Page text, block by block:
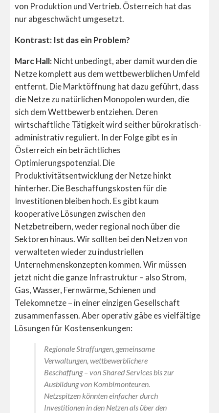
von Produktion und Vertrieb. Österreich hat das
nur abgeschwächt umgesetzt.
Kontrast: Ist das ein Problem?
Marc Hall:Nicht unbedingt, aber damit wurden die
Netze komplett aus dem wettbewerblichen Umfeld
entfernt. Die Marktöffnung hat dazu geführt, dass
die Netze zu natürlichen Monopolen wurden, die
sich dem Wettbewerb entziehen. Deren
wirtschaftliche Tätigkeit wird seither bürokratisch-
administrativ reguliert. In der Folge gibt es in
Österreich ein beträchtliches
Optimierungspotenzial. Die
Produktivitätsentwicklung der Netze hinkt
hinterher. Die Beschaffungskosten für die
Investitionen bleiben hoch. Es gibt kaum
kooperative Lösungen zwischen den
Netzbetreibern, weder regional noch über die
Sektoren hinaus. Wir sollten bei den Netzen von
verwalteten wieder zu industriellen
Unternehmenskonzepten kommen. Wir müssen
jetzt nicht die ganze Infrastruktur – also Strom,
Gas, Wasser, Fernwärme, Schienen und
Telekomnetze – in einer einzigen Gesellschaft
zusammenfassen. Aber operativ gäbe es vielfältige
Lösungen für Kostensenkungen:
Regionale Straffungen, gemeinsame
Verwaltungen, wettbewerblichere
Beschaffung – von Shared Services bis zur
Ausbildung von Kombimonteuren.
Netzspitzen könnten einfacher durch
Investitionen in den Netzen als über den